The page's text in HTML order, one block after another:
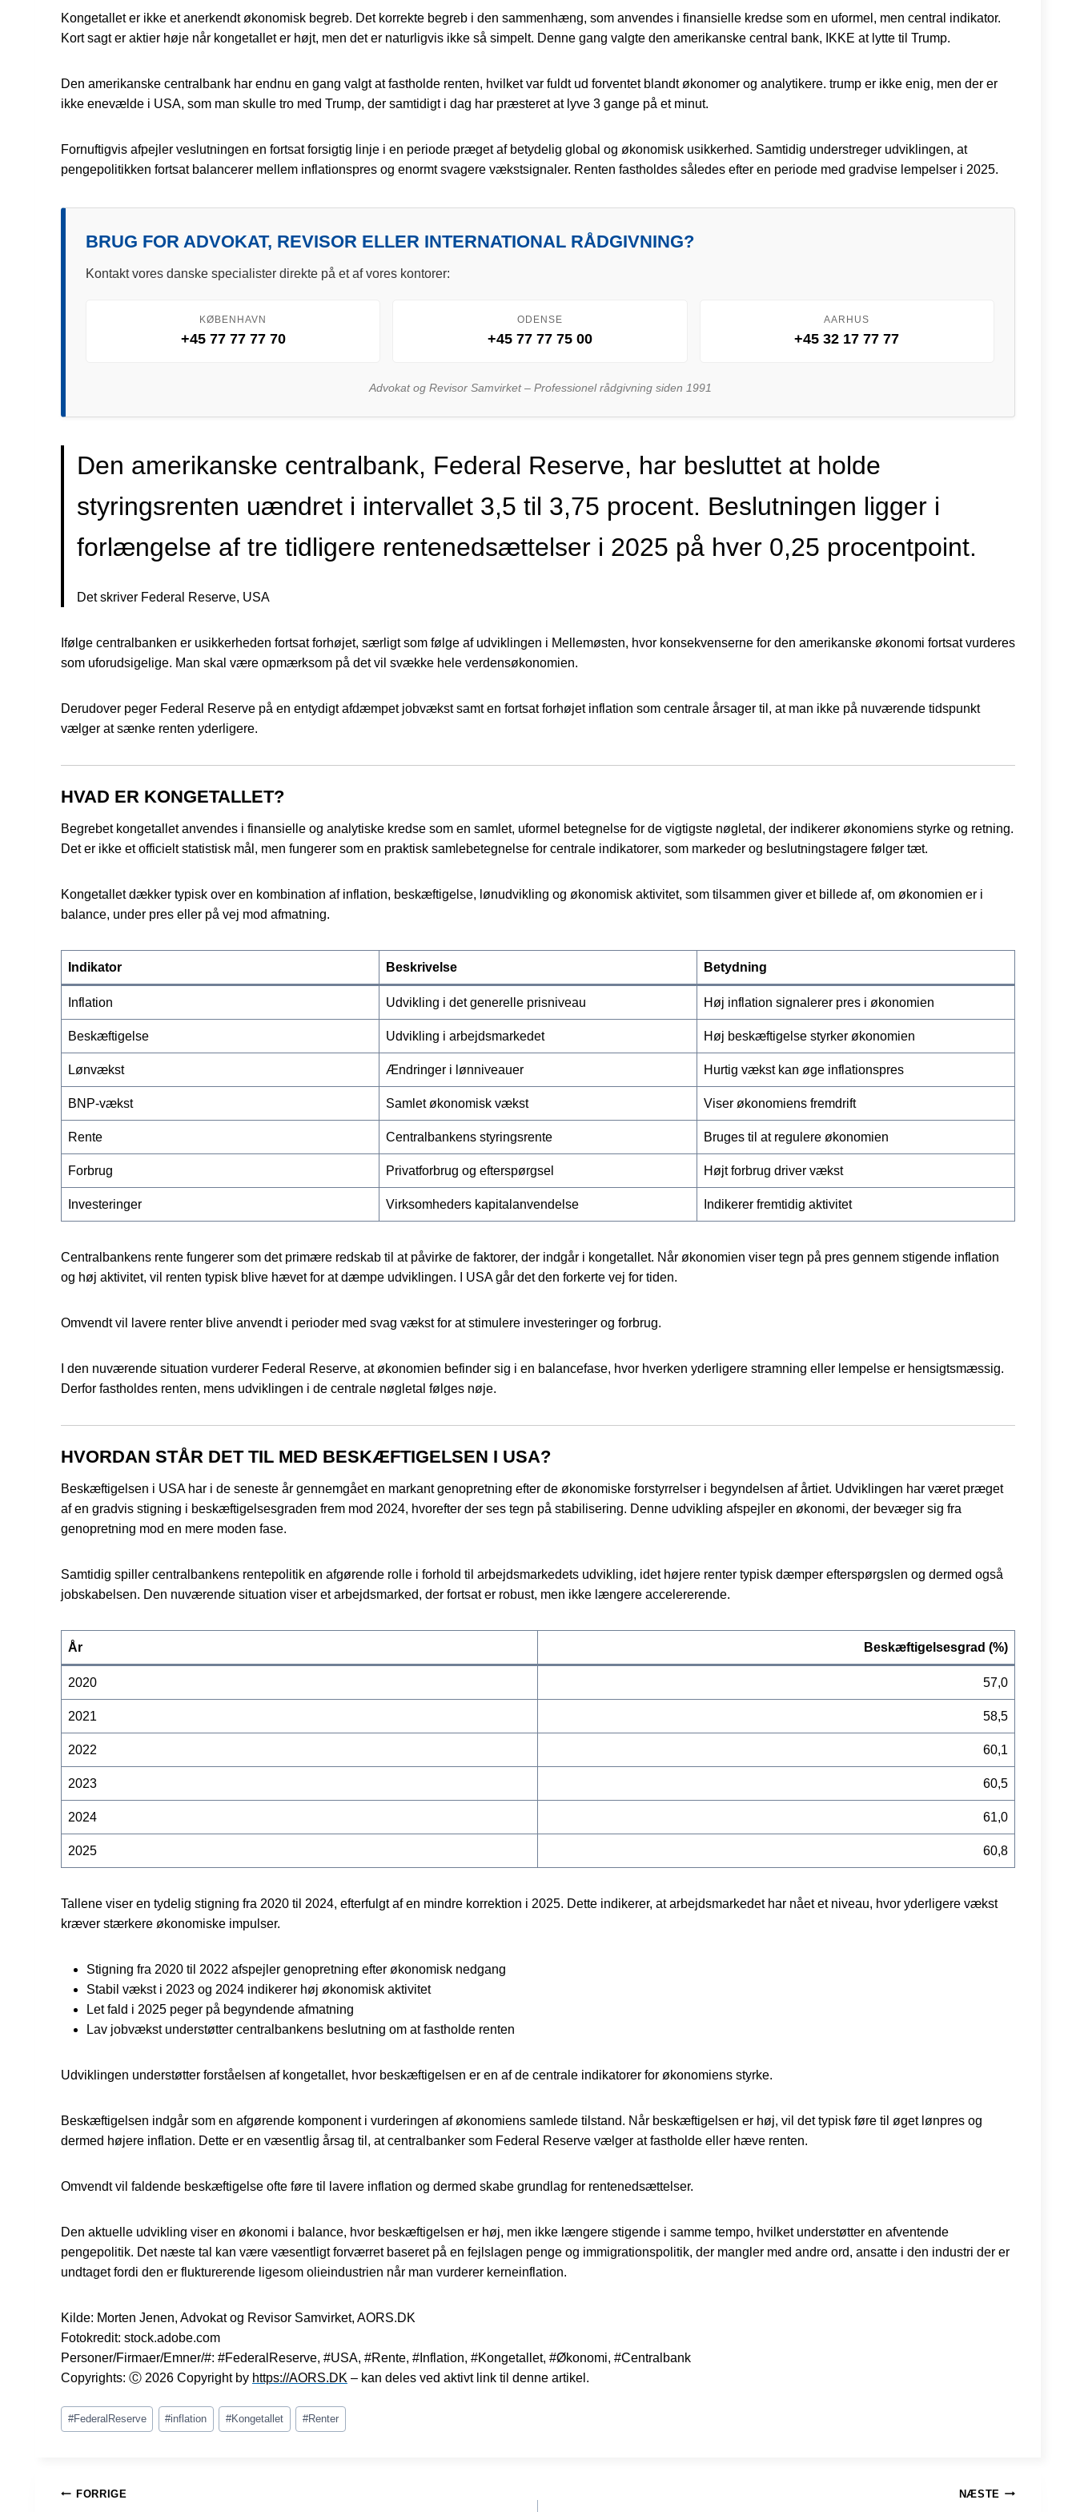
Kongetallet er ikke et anerkendt økonomisk begreb. Det korrekte begreb i den sammenhæng, som anvendes i finansielle kredse som en uformel, men central indikator.
Kort sagt er aktier høje når kongetallet er højt, men det er naturligvis ikke så simpelt. Denne gang valgte den amerikanske central bank, IKKE at lytte til Trump.
Den amerikanske centralbank har endnu en gang valgt at fastholde renten, hvilket var fuldt ud forventet blandt økonomer og analytikere. trump er ikke enig, men der er
ikke enevælde i USA, som man skulle tro med Trump, der samtidigt i dag har præsteret at lyve 3 gange på et minut.
Fornuftigvis afpejler veslutningen en fortsat forsigtig linje i en periode præget af betydelig global og økonomisk usikkerhed. Samtidig understreger udviklingen, at
pengepolitikken fortsat balancerer mellem inflationspres og enormt svagere vækstsignaler. Renten fastholdes således efter en periode med gradvise lempelser i 2025.
BRUG FOR ADVOKAT, REVISOR ELLER INTERNATIONAL RÅDGIVNING?
Kontakt vores danske specialister direkte på et af vores kontorer:
KØBENHAVN
+45 77 77 77 70
ODENSE
+45 77 77 75 00
AARHUS
+45 32 17 77 77
Advokat og Revisor Samvirket – Professionel rådgivning siden 1991
Den amerikanske centralbank, Federal Reserve, har besluttet at holde
styringsrenten uændret i intervallet 3,5 til 3,75 procent. Beslutningen ligger i
forlængelse af tre tidligere rentenedsættelser i 2025 på hver 0,25 procentpoint.
Det skriver Federal Reserve, USA
Ifølge centralbanken er usikkerheden fortsat forhøjet, særligt som følge af udviklingen i Mellemøsten, hvor konsekvenserne for den amerikanske økonomi fortsat vurderes
som uforudsigelige. Man skal være opmærksom på det vil svække hele verdensøkonomien.
Derudover peger Federal Reserve på en entydigt afdæmpet jobvækst samt en fortsat forhøjet inflation som centrale årsager til, at man ikke på nuværende tidspunkt
vælger at sænke renten yderligere.
HVAD ER KONGETALLET?
Begrebet kongetallet anvendes i finansielle og analytiske kredse som en samlet, uformel betegnelse for de vigtigste nøgletal, der indikerer økonomiens styrke og retning.
Det er ikke et officielt statistisk mål, men fungerer som en praktisk samlebetegnelse for centrale indikatorer, som markeder og beslutningstagere følger tæt.
Kongetallet dækker typisk over en kombination af inflation, beskæftigelse, lønudvikling og økonomisk aktivitet, som tilsammen giver et billede af, om økonomien er i
balance, under pres eller på vej mod afmatning.
Indikator Beskrivelse Betydning
Inflation Udvikling i det generelle prisniveau Høj inflation signalerer pres i økonomien
Beskæftigelse Udvikling i arbejdsmarkedet Høj beskæftigelse styrker økonomien
Lønvækst Ændringer i lønniveauer Hurtig vækst kan øge inflationspres
BNP-vækst Samlet økonomisk vækst Viser økonomiens fremdrift
Rente Centralbankens styringsrente Bruges til at regulere økonomien
Forbrug Privatforbrug og efterspørgsel Højt forbrug driver vækst
Investeringer Virksomheders kapitalanvendelse Indikerer fremtidig aktivitet
Centralbankens rente fungerer som det primære redskab til at påvirke de faktorer, der indgår i kongetallet. Når økonomien viser tegn på pres gennem stigende inflation
og høj aktivitet, vil renten typisk blive hævet for at dæmpe udviklingen. I USA går det den forkerte vej for tiden.
Omvendt vil lavere renter blive anvendt i perioder med svag vækst for at stimulere investeringer og forbrug.
I den nuværende situation vurderer Federal Reserve, at økonomien befinder sig i en balancefase, hvor hverken yderligere stramning eller lempelse er hensigtsmæssig.
Derfor fastholdes renten, mens udviklingen i de centrale nøgletal følges nøje.
HVORDAN STÅR DET TIL MED BESKÆFTIGELSEN I USA?
Beskæftigelsen i USA har i de seneste år gennemgået en markant genopretning efter de økonomiske forstyrrelser i begyndelsen af årtiet. Udviklingen har været præget
af en gradvis stigning i beskæftigelsesgraden frem mod 2024, hvorefter der ses tegn på stabilisering. Denne udvikling afspejler en økonomi, der bevæger sig fra
genopretning mod en mere moden fase.
Samtidig spiller centralbankens rentepolitik en afgørende rolle i forhold til arbejdsmarkedets udvikling, idet højere renter typisk dæmper efterspørgslen og dermed også
jobskabelsen. Den nuværende situation viser et arbejdsmarked, der fortsat er robust, men ikke længere accelererende.
År Beskæftigelsesgrad (%)
2020 57,0
2021 58,5
2022 60,1
2023 60,5
2024 61,0
2025 60,8
Tallene viser en tydelig stigning fra 2020 til 2024, efterfulgt af en mindre korrektion i 2025. Dette indikerer, at arbejdsmarkedet har nået et niveau, hvor yderligere vækst
kræver stærkere økonomiske impulser.
Stigning fra 2020 til 2022 afspejler genopretning efter økonomisk nedgang
Stabil vækst i 2023 og 2024 indikerer høj økonomisk aktivitet
Let fald i 2025 peger på begyndende afmatning
Lav jobvækst understøtter centralbankens beslutning om at fastholde renten
Udviklingen understøtter forståelsen af kongetallet, hvor beskæftigelsen er en af de centrale indikatorer for økonomiens styrke.
Beskæftigelsen indgår som en afgørende komponent i vurderingen af økonomiens samlede tilstand. Når beskæftigelsen er høj, vil det typisk føre til øget lønpres og
dermed højere inflation. Dette er en væsentlig årsag til, at centralbanker som Federal Reserve vælger at fastholde eller hæve renten.
Omvendt vil faldende beskæftigelse ofte føre til lavere inflation og dermed skabe grundlag for rentenedsættelser.
Den aktuelle udvikling viser en økonomi i balance, hvor beskæftigelsen er høj, men ikke længere stigende i samme tempo, hvilket understøtter en afventende
pengepolitik. Det næste tal kan være væsentligt forværret baseret på en fejlslagen penge og immigrationspolitik, der mangler med andre ord, ansatte i den industri der er
undtaget fordi den er flukturerende ligesom olieindustrien når man vurderer kerneinflation.
Kilde: Morten Jenen, Advokat og Revisor Samvirket, AORS.DK
Fotokredit: stock.adobe.com
Personer/Firmaer/Emner/#: #FederalReserve, #USA, #Rente, #Inflation, #Kongetallet, #Økonomi, #Centralbank
Copyrights: Ⓒ 2026 Copyright by https://AORS.DK – kan deles ved aktivt link til denne artikel.
Indlæg-
tags:
#FederalReserve #inflation #Kongetallet #Renter
INDLÆGSNAVIGATION
FORRIGE NÆSTE